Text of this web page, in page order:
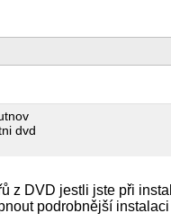
dvd
z DVD jestli jste při
podrobnější